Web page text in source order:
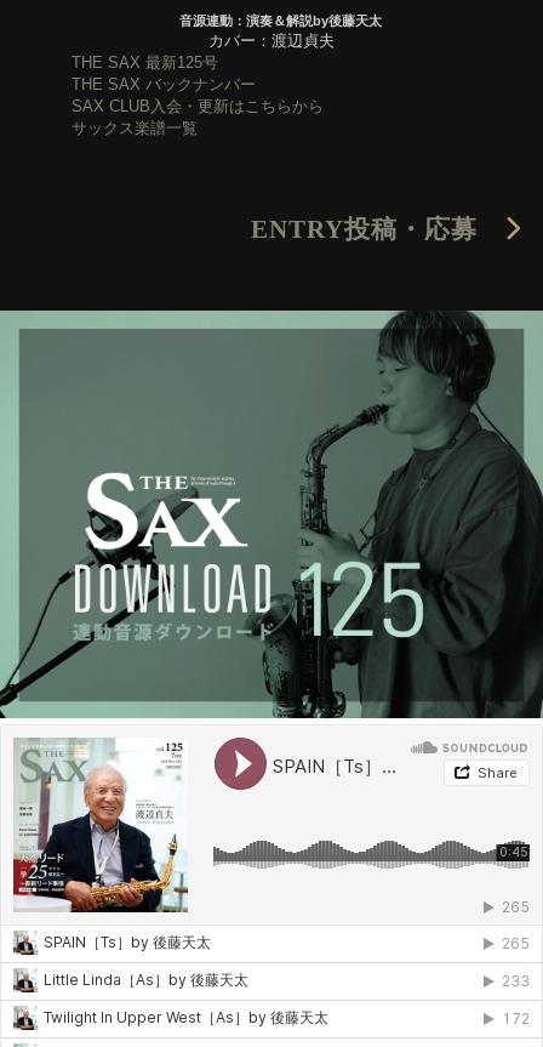
音源連動：演奏＆解説by後藤天太
カバー：渡辺貞夫
THE SAX 最新125号
THE SAX バックナンバー
SAX CLUB入会・更新はこちらから
サックス楽譜一覧
ENTRY投稿・応募